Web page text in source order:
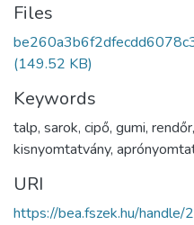
Files
(149.52 KB)
Keywords
talp, sarok, cipő, gumi, rendőr,
kisnyomtatvány,
URI
https://bea.fszek.hu/